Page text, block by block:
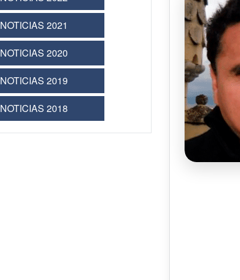
NOTICIAS 2021
NOTICIAS 2020
NOTICIAS 2019
NOTICIAS 2018